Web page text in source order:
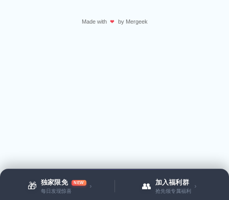
🎁 独家限免 NEW
每日发现惊喜
› 👥 加入福利群
抢先领专属福利
›
Made with ❤ by Mergeek